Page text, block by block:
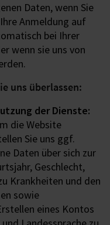
Daten, wenn Sie
Anmeldung auf
bei Ihrer
wenn sie uns von
uns überlassen:
der Dienste:
die Website
Sie uns ggf.
Daten über sich zur
Geschlecht,
Krankheiten und den
sowie
eines Kontos